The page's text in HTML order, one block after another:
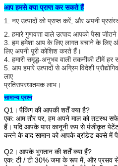
आप हमसे क्या प्राप्त कर सकते हैं
1. नए उत्पादों को प्राप्त करें, और अपनी
2. हमारे गुणवत्ता वाले उत्पाद आपको पैसा
3. हम हमेशा आप के लिए लागत बचाने के लिए
लिए अपनी पूरी कोशिश करते हैं।
4. हमारी समृद्ध-अनुभव वाली तकनीकी टीमें
5. आप हमारे उत्पादों से अग्रिम विदेशी
लाए
प्रतिसपरधातमक लाभ।
सामान्य प्रश्न
Q1। पैकिंग की आपकी शर्तें क्या है?
एक: आम तौर पर, हम अपने माल को तटस्थ
हैं। यदि आपके पास कानूनी रूप से पंजीकृत
करने के बाद सामान को आपके ब्रांडेड बक्से
Q2। आपके भुगतान की शर्तें क्या हैं?
एक: टी / टी 30% जमा के रूप में, और प्रसव